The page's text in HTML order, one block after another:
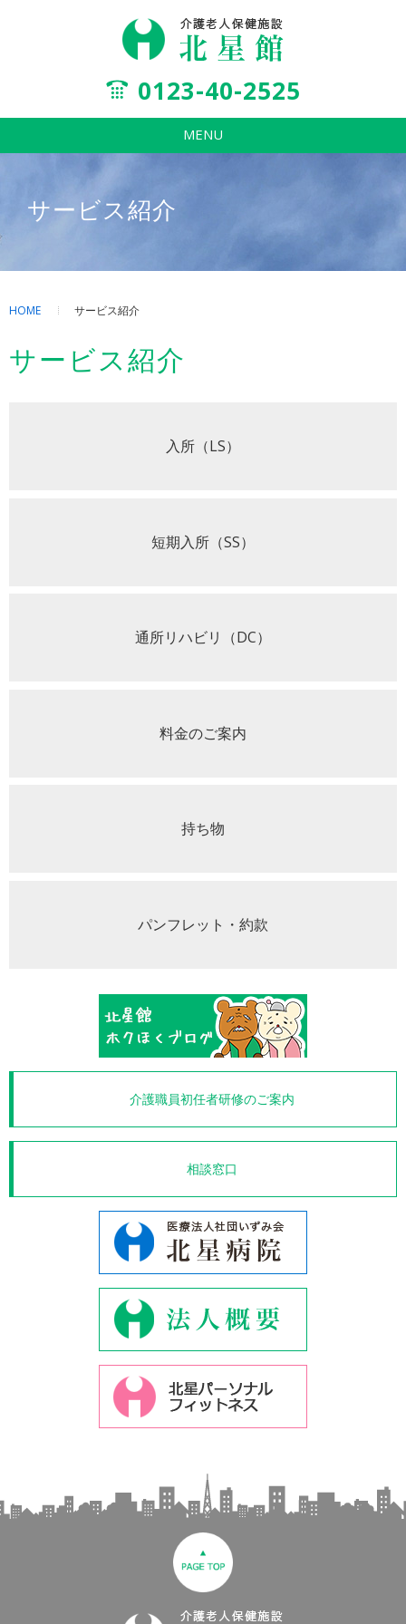
0123-40-2525
MENU
サービス紹介
HOME サービス紹介
サービス紹介
入所（LS）
短期入所（SS）
通所リハビリ（DC）
料金のご案内
持ち物
パンフレット・約款
介護職員初任者研修のご案内
相談窓口